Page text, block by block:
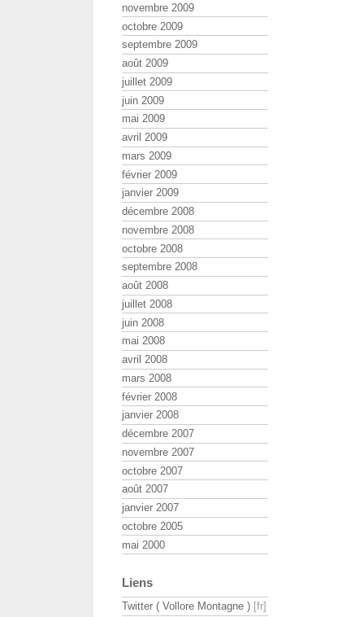
novembre 2009
octobre 2009
septembre 2009
août 2009
juillet 2009
juin 2009
mai 2009
avril 2009
mars 2009
février 2009
janvier 2009
décembre 2008
novembre 2008
octobre 2008
septembre 2008
août 2008
juillet 2008
juin 2008
mai 2008
avril 2008
mars 2008
février 2008
janvier 2008
décembre 2007
novembre 2007
octobre 2007
août 2007
janvier 2007
octobre 2005
mai 2000
Liens
Twitter ( Vollore Montagne )